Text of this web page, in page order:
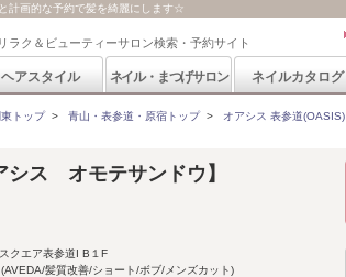
計画的な予約で髪を綺麗にします☆
ラク＆ビューティーサロン検索・予約サイト
ヘアスタイル ネイル・まつげサロン ネイルカタログ
東トップ> 青山・表参道・原宿トップ> オアシス 表参道(OASIS)
シス オモテサンドウ】
クエア表参道I B１F
髪質改善/ショート/ボブ/メンズカット)